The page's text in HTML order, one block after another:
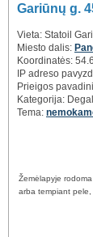
Gariūnų g.
Vieta: Statoil
Miesto dalis:
Koordinatės:
IP adreso
Prieigos
Kategorija:
Tema:
Žemėlapyje
arba tempiant pele,